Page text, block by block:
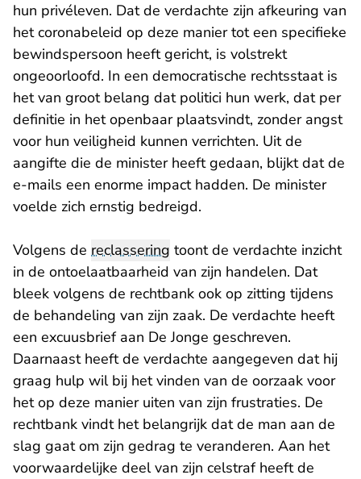
hun privéleven. Dat de verdachte zijn afkeuring van
het coronabeleid op deze manier tot een specifieke
bewindspersoon heeft gericht, is volstrekt
ongeoorloofd. In een democratische rechtsstaat is
het van groot belang dat politici hun werk, dat per
definitie in het openbaar plaatsvindt, zonder angst
voor hun veiligheid kunnen verrichten. Uit de
aangifte die de minister heeft gedaan, blijkt dat de
e-mails een enorme impact hadden. De minister
voelde zich ernstig bedreigd.
Volgens de reclassering toont de verdachte inzicht
in de ontoelaatbaarheid van zijn handelen. Dat
bleek volgens de rechtbank ook op zitting tijdens
de behandeling van zijn zaak. De verdachte heeft
een excuusbrief aan De Jonge geschreven.
Daarnaast heeft de verdachte aangegeven dat hij
graag hulp wil bij het vinden van de oorzaak voor
het op deze manier uiten van zijn frustraties. De
rechtbank vindt het belangrijk dat de man aan de
slag gaat om zijn gedrag te veranderen. Aan het
voorwaardelijke deel van zijn celstraf heeft de